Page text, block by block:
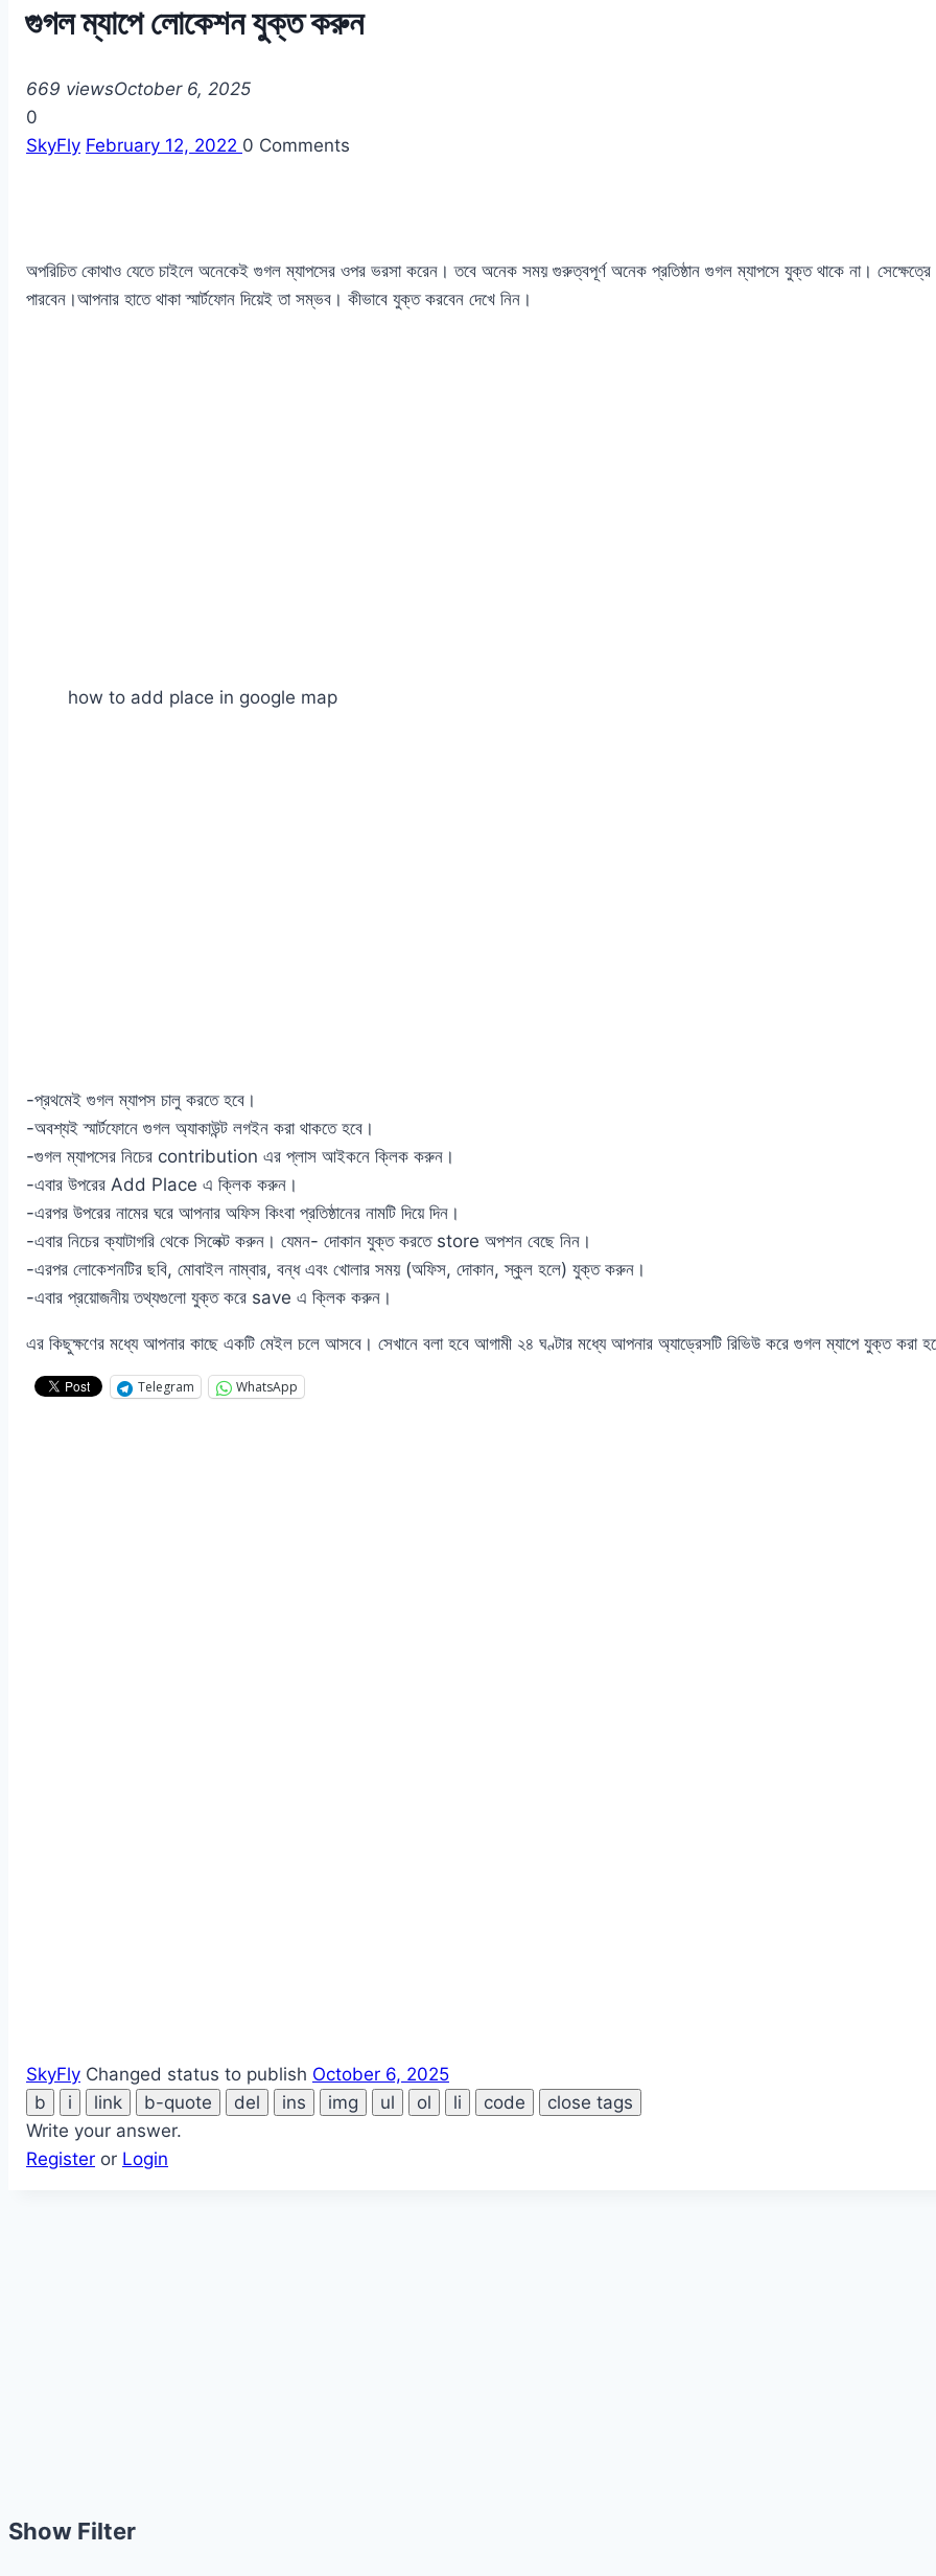
গুগল ম্যাপে লোকেশন যুক্ত করুন
669 viewsOctober 6, 2025
0
SkyFly February 12, 2022 0 Comments
অপরিচিত কোথাও যেতে চাইলে অনেকেই গুগল ম্যাপসের ওপর ভরসা করেন। তবে অনেক সময় গুরুত্বপূর্ণ অনেক প্রতিষ্ঠান গুগল ম্যাপসে যুক্ত থাকে না।
পারবেন।আপনার হাতে থাকা স্মার্টফোন দিয়েই তা সম্ভব। কীভাবে যুক্ত করবেন দেখে নিন।
how to add place in google map
-প্রথমেই ‍গুগল ম্যাপস চালু করতে হবে।
-অবশ্যই স্মার্টফোনে গুগল অ্যাকাউন্ট লগইন করা থাকতে হবে।
-গুগল ম্যাপসের নিচের contribution এর প্লাস আইকনে ক্লিক করুন।
-এবার উপরের Add Place এ ক্লিক করুন।
-এরপর উপরের নামের ঘরে আপনার অফিস কিংবা প্রতিষ্ঠানের নামটি দিয়ে দিন।
-এবার নিচের ক্যাটাগরি থেকে সিলেক্ট করুন। যেমন- দোকান যুক্ত করতে store অপশন বেছে নিন।
-এরপর লোকেশনটির ছবি, মোবাইল নাম্বার, বন্ধ এবং খোলার সময় (অফিস, দোকান, স্কুল হলে) যুক্ত করুন।
-এবার প্রয়োজনীয় তথ্যগুলো যুক্ত করে save এ ক্লিক করুন।
এর কিছুক্ষণের মধ্যে আপনার কাছে একটি মেইল চলে আসবে। সেখানে বলা হবে আগামী ২৪ ঘণ্টার মধ্যে আপনার অ্যাড্রেসটি রিভিউ করে গুগল ম্যাপে যুক্ত করা
Telegram WhatsApp
SkyFly Changed status to publish October 6, 2025
Write your answer.
Register or Login
Show Filter